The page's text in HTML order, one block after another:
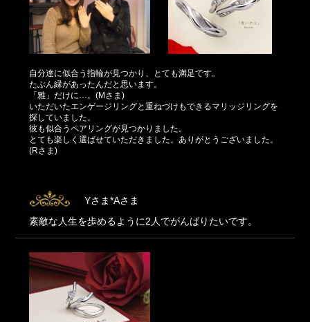
自分達に似合う指輪が見つかり、とても満足です。
たぶん縁があったんだと思います。
「雅」だけに…。(Mさま)
いただいたエンゲージリングと重ねづけもできるマリッジリングを
探していました。
彼も似合うペアリングが見つかりました。
とても楽しく選ばせていただきました。ありがとうございました。
(Rさま)
Yさま*Aさま
素敵な人生を歩めるように2人でがんばりたいです。